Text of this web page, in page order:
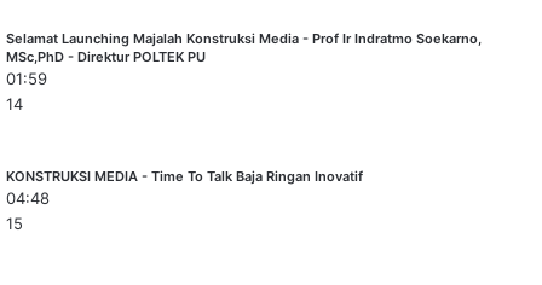
Selamat Launching Majalah Konstruksi Media - Prof Ir Indratmo Soekarno,
MSc,PhD - Direktur POLTEK PU
01:59
14
KONSTRUKSI MEDIA - Time To Talk Baja Ringan Inovatif
04:48
15